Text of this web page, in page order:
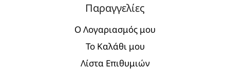
Παραγγελίες
Ο Λογαριασμός μου
Το Καλάθι μου
Λίστα Επιθυμιών